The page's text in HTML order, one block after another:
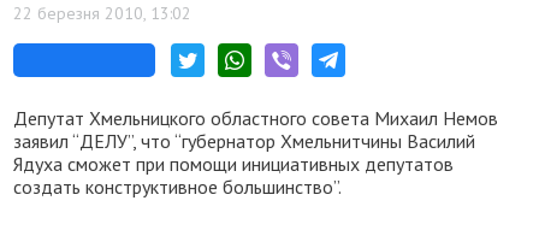
22 березня 2010, 13:02
Депутат Хмельницкого областного совета Михаил Немов
заявил “ДЕЛУ”, что “губернатор Хмельнитчины Василий
Ядуха сможет при помощи инициативных депутатов
создать конструктивное большинство”.